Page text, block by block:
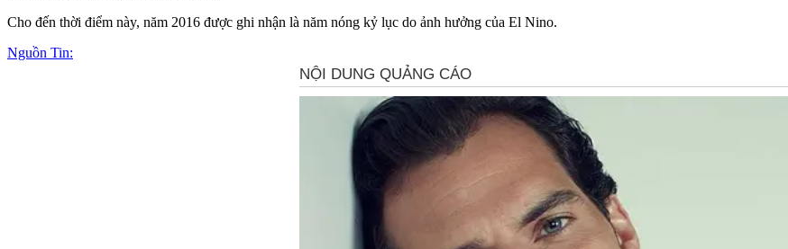
Cho đến thời điểm này, năm 2016 được ghi nhận là năm nóng kỷ lục do ảnh hưởng của El Nino.
Nguồn Tin: